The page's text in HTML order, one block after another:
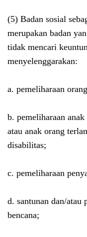
(5) Badan sosial
merupakan badan
tidak mencari
menyelenggarakan:
a. pemeliharaan
b. pemeliharaan
atau anak orang
disabilitas;
c. pemeliharaan
d. santunan dan/atau
bencana;